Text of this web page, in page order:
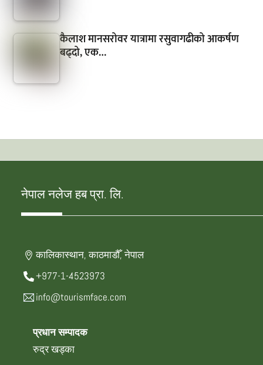
कैलाश मानसरोवर यात्रामा रसुवागढीको आकर्षण
बढ्दो, एक…
नेपाल नलेज हब प्रा. लि.
कालिकास्थान, काठमाडौँ, नेपाल
+977-1-4523973
info@tourismface.com
प्रधान सम्पादक
रुद्र खड्का